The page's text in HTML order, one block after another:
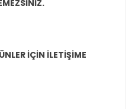
İÇİN İLETİŞİME